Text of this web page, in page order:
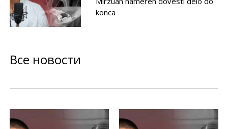
konca
Все новости